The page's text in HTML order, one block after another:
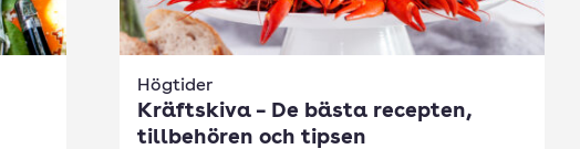
Högtider
Kräftskiva – De bästa recepten,
tillbehören och tipsen